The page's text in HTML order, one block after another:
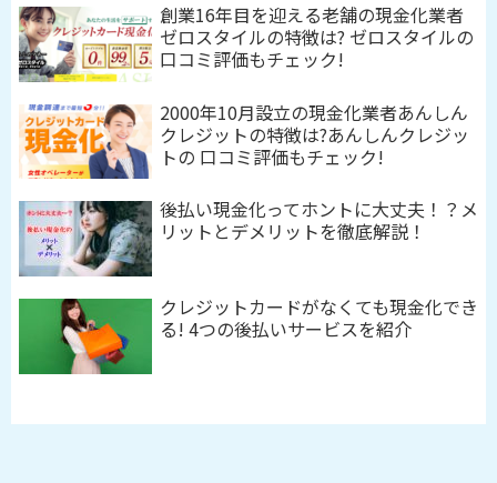
創業16年目を迎える老舗の現金化業者
ゼロスタイルの特徴は? ゼロスタイルの
口コミ評価もチェック!
2000年10月設立の現金化業者あんしん
クレジットの特徴は?あんしんクレジッ
トの 口コミ評価もチェック!
後払い現金化ってホントに大丈夫！？メ
リットとデメリットを徹底解説！
クレジットカードがなくても現金化でき
る! 4つの後払いサービスを紹介